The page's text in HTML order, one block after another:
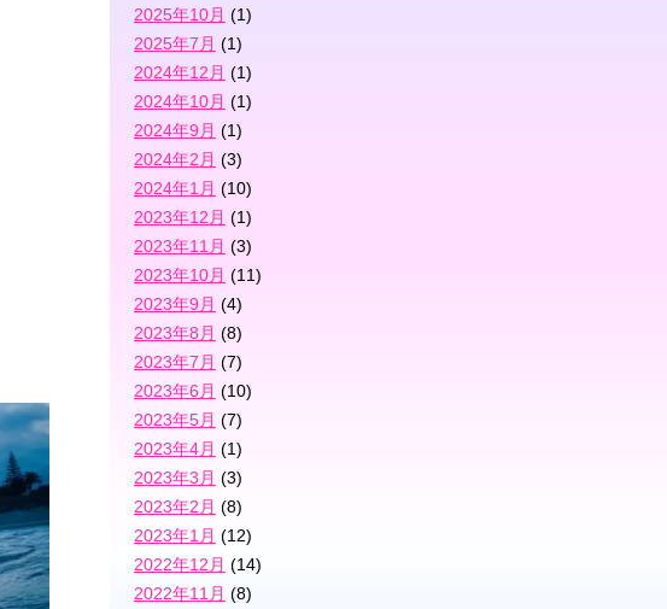
2025年10月 (1)
2025年7月 (1)
2024年12月 (1)
2024年10月 (1)
2024年9月 (1)
2024年2月 (3)
2024年1月 (10)
2023年12月 (1)
2023年11月 (3)
2023年10月 (11)
2023年9月 (4)
2023年8月 (8)
2023年7月 (7)
2023年6月 (10)
2023年5月 (7)
2023年4月 (1)
2023年3月 (3)
2023年2月 (8)
2023年1月 (12)
2022年12月 (14)
2022年11月 (8)